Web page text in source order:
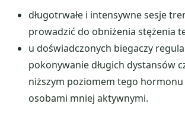
długotrwałe i intensywne sesje
prowadzić do obniżenia stężenia
u doświadczonych biegaczy
pokonywanie długich dystansów
niższym poziomem tego
osobami mniej aktywnymi.